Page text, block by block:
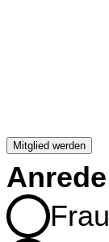
Mitglied werden
Anrede
Frau